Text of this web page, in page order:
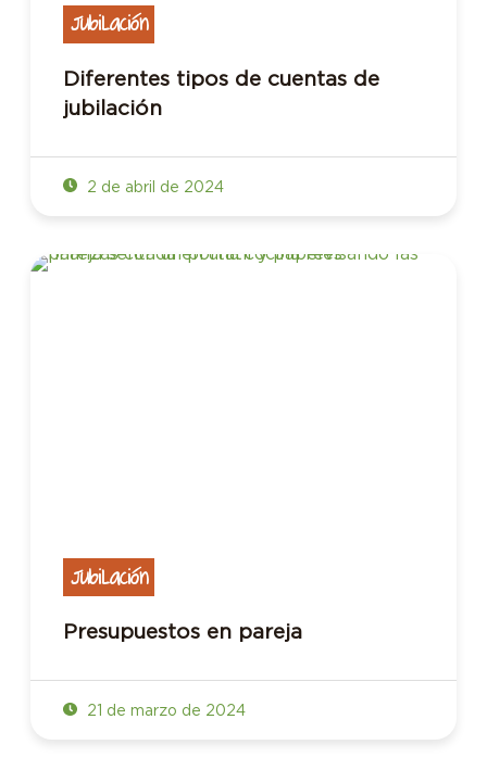
Jubilación
Diferentes tipos de cuentas de
jubilación
2 de abril de 2024
Jubilación
Presupuestos en pareja
21 de marzo de 2024